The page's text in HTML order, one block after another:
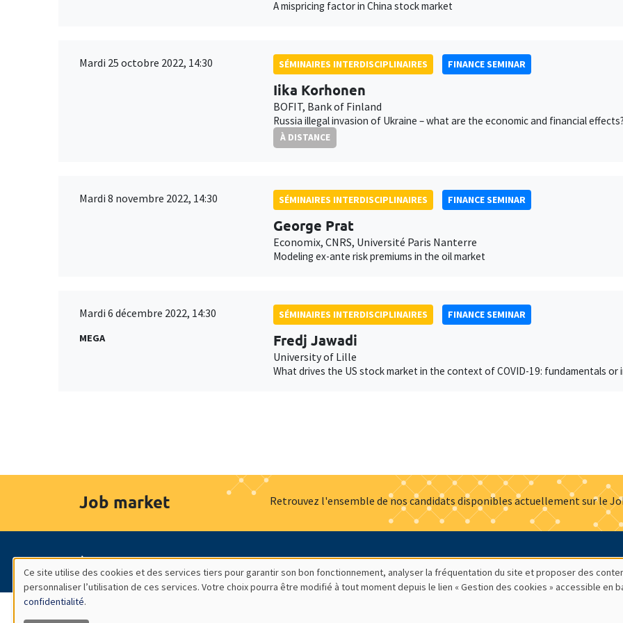
A mispricing factor in China stock market
Mardi 25 octobre 2022, 14:30 SÉMINAIRES INTERDISCIPLINAIRES FINANCE SEMINAR
Iika Korhonen
BOFIT, Bank of Finland
Russia illegal invasion of Ukraine – what are the economic and financial
À DISTANCE
Mardi 8 novembre 2022, 14:30 SÉMINAIRES INTERDISCIPLINAIRES FINANCE SEMINAR
George Prat
Economix, CNRS, Université Paris Nanterre
Modeling ex-ante risk premiums in the oil market
Mardi 6 décembre 2022, 14:30
MEGA
SÉMINAIRES INTERDISCIPLINAIRES FINANCE SEMINAR
Fredj Jawadi
University of Lille
What drives the US stock market in the context of COVID-19: fundamentals or
Job market Retrouvez l'ensemble de nos candidats disponibles actuellement sur le
À propos Nos engagements Hommage à Actualités Offres d'emploi Presse Mentions légales
Utilisation
Ce site utilise des cookies et des services tiers pour garantir son bon fonctionnement, analyser la fréquentation du site et proposer des
personnaliser l’utilisation de ces services. Votre choix pourra être modifié à tout moment depuis le lien « Gestion des cookies » accessible en
confidentialité.